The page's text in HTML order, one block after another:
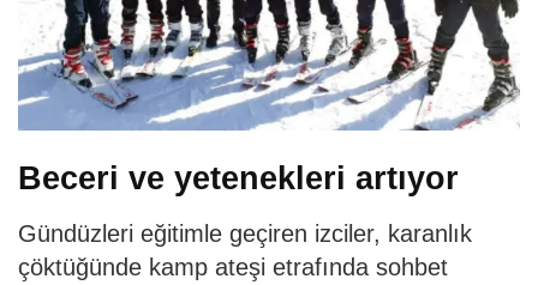
Beceri ve yetenekleri artıyor
Gündüzleri eğitimle geçiren izciler, karanlık
çöktüğünde kamp ateşi etrafında sohbet